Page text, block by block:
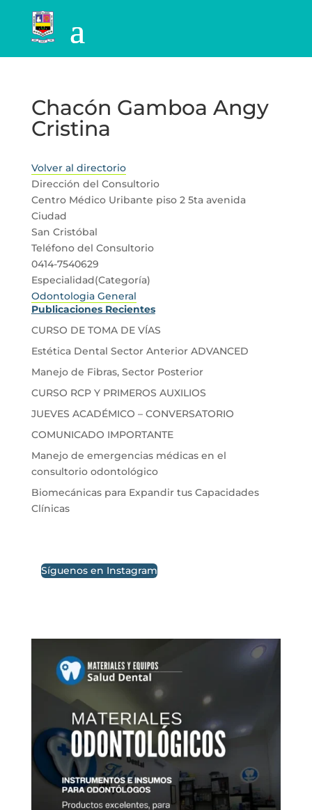
Chacón Gamboa Angy
Cristina
Volver al directorio
Dirección del Consultorio
Centro Médico Uribante piso 2 5ta avenida
Ciudad
San Cristóbal
Teléfono del Consultorio
0414-7540629
Especialidad(Categoría)
Odontologia General
Publicaciones Recientes
CURSO DE TOMA DE VÍAS
Estética Dental Sector Anterior ADVANCED
Manejo de Fibras, Sector Posterior
CURSO RCP Y PRIMEROS AUXILIOS
JUEVES ACADÉMICO – CONVERSATORIO
COMUNICADO IMPORTANTE
Manejo de emergencias médicas en el
consultorio odontológico
Biomecánicas para Expandir tus Capacidades
Clínicas
Síguenos en Instagram